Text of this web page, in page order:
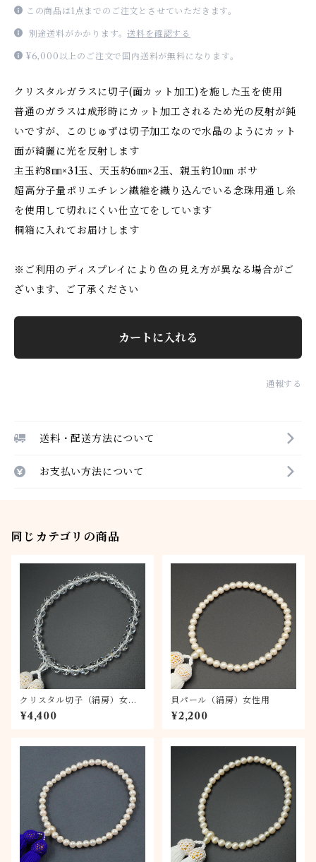
この商品は1点までのご注文とさせていただきます。
別途送料がかかります。送料を確認する
¥6,000以上のご注文で国内送料が無料になります。
クリスタルガラスに切子(面カット加工)を施した玉を使用
普通のガラスは成形時にカット加工されるため光の反射が鈍
いですが、このじゅずは切子加工なので水晶のようにカット
面が綺麗に光を反射します
主玉約8㎜×31玉、天玉約6㎜×2玉、親玉約10㎜ ボサ
超高分子量ポリエチレン繊維を織り込んでいる念珠用通し糸
を使用して切れにくい仕立てをしています
桐箱に入れてお届けします
※ご利用のディスプレイにより色の見え方が異なる場合がご
ざいます、ご了承ください
カートに入れる
通報する
送料・配送方法について
お支払い方法について
同じカテゴリの商品
クリスタル切子（絹房）女性
用
¥4,400
貝パール（絹房）女性用
¥2,200